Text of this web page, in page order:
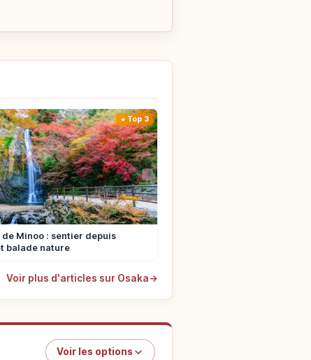
Top 3
de Minoo : sentier depuis
balade nature
Voir plus d'articles sur Osaka→
Voir les options